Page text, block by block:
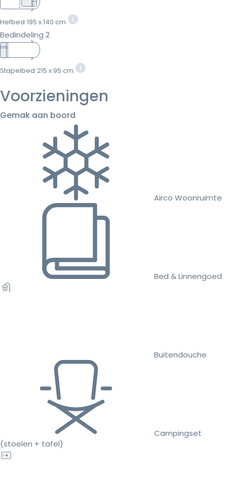
Hefbed 195 x 140 cm
Bedindeling 2
Stapelbed 215 x 95 cm
Voorzieningen
Gemak aan boord
Airco Woonruimte
Bed & Linnengoed
Buitendouche
Campingset
(stoelen + tafel)